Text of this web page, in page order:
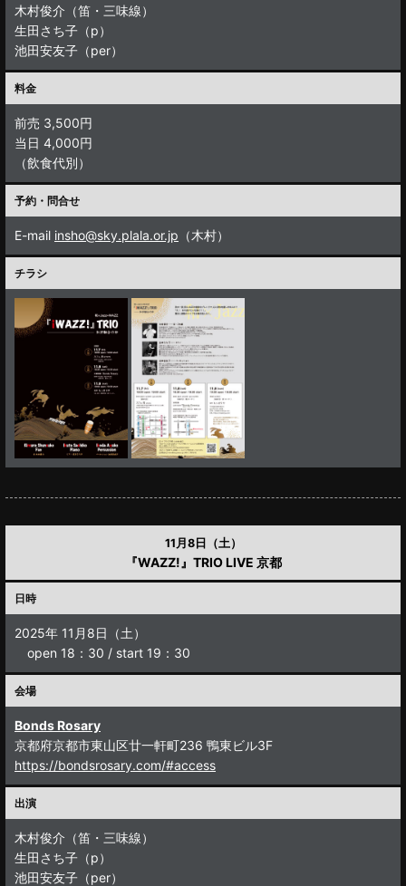
木村俊介（笛・三味線）
生田さち子（p）
池田安友子（per）
料金
前売 3,500円
当日 4,000円
（飲食代別）
予約・問合せ
E-mail insho@sky.plala.or.jp （木村）
チラシ
11月8日（土）
『WAZZ!』TRIO LIVE 京都
日時
2025年 11月8日（土）
open 18：30 / start 19：30
会場
Bonds Rosary
京都府京都市東山区廿一軒町236 鴨東ビル3F
https://bondsrosary.com/#access
出演
木村俊介（笛・三味線）
生田さち子（p）
池田安友子（per）